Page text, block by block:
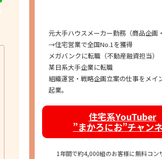
元大手ハウスメーカー勤務（商品企画
→住宅営業で全国No.1を獲得
メガバンクに転職（不動産融資担当）
某日系大手企業に転職
組織運営・戦略企画立案の仕事をメイ
起業。
住宅系YouTuber
”まかろにお”チャン
1年間で約4,000組のお客様に無料コン